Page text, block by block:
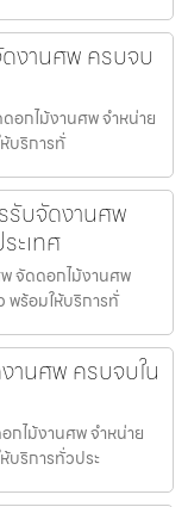
งานศพ ครบจบ
อกไม้งานศพ จำหน่าย
บริการทั่
รับจัดงานศพ
ะเทศ
จัดดอกไม้งานศพ
พร้อมให้บริการทั่
านศพ ครบจบใน
ไม้งานศพ จำหน่าย
บริการทั่วประ